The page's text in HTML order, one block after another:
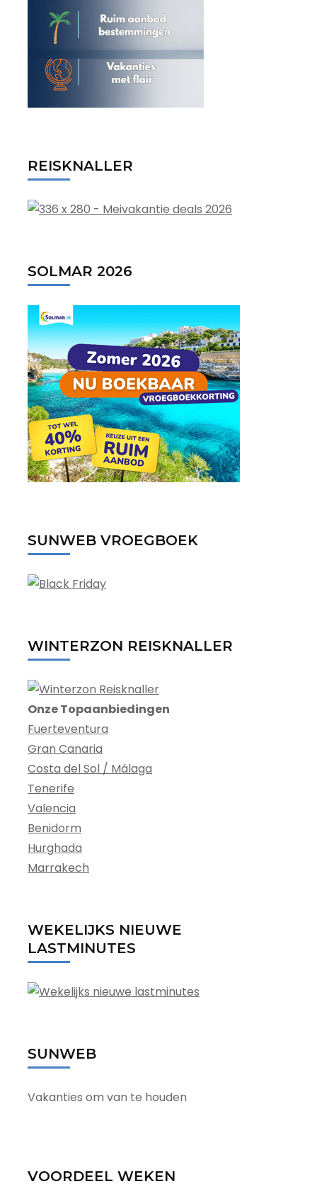
REISKNALLER
SOLMAR 2026
SUNWEB VROEGBOEK
WINTERZON REISKNALLER
Onze Topaanbiedingen
Fuerteventura
Gran Canaria
Costa del Sol / Málaga
Tenerife
Valencia
Benidorm
Hurghada
Marrakech
WEKELIJKS NIEUWE
LASTMINUTES
SUNWEB
Vakanties om van te houden
VOORDEEL WEKEN